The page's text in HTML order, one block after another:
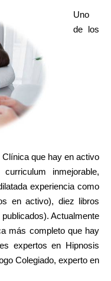
Uno
de los
que hay en activo
inmejorable,
experiencia como
en activo), diez libros
Actualmente
más completo que hay
expertos en Hipnosis
Colegiado, experto en